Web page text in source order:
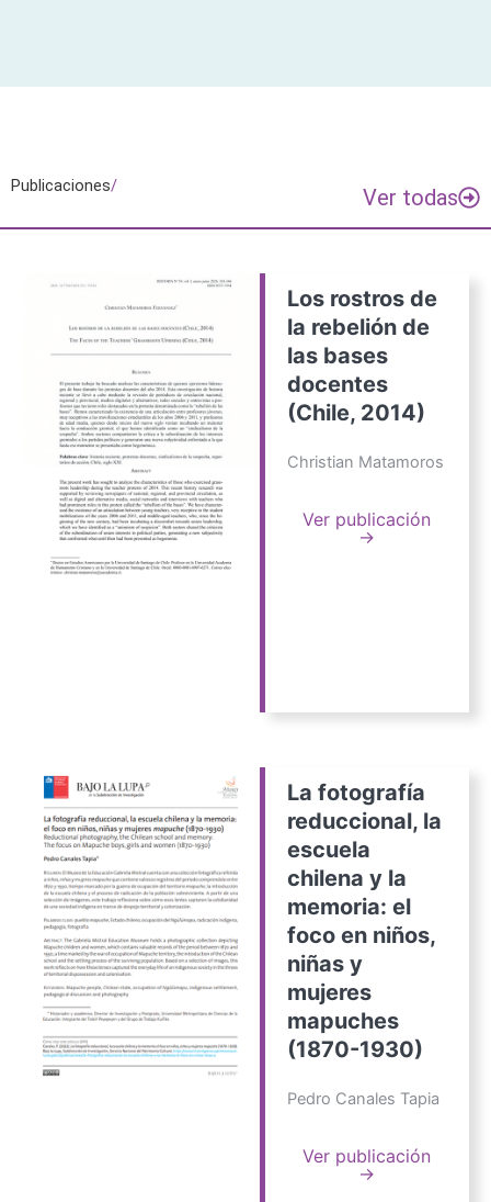
Publicaciones/ Ver todas
Los rostros de
la rebelión de
las bases
docentes
(Chile, 2014)
Christian Matamoros
Ver publicación
→
La fotografía
reduccional, la
escuela
chilena y la
memoria: el
foco en niños,
niñas y
mujeres
mapuches
(1870-1930)
Pedro Canales Tapia
Ver publicación
→